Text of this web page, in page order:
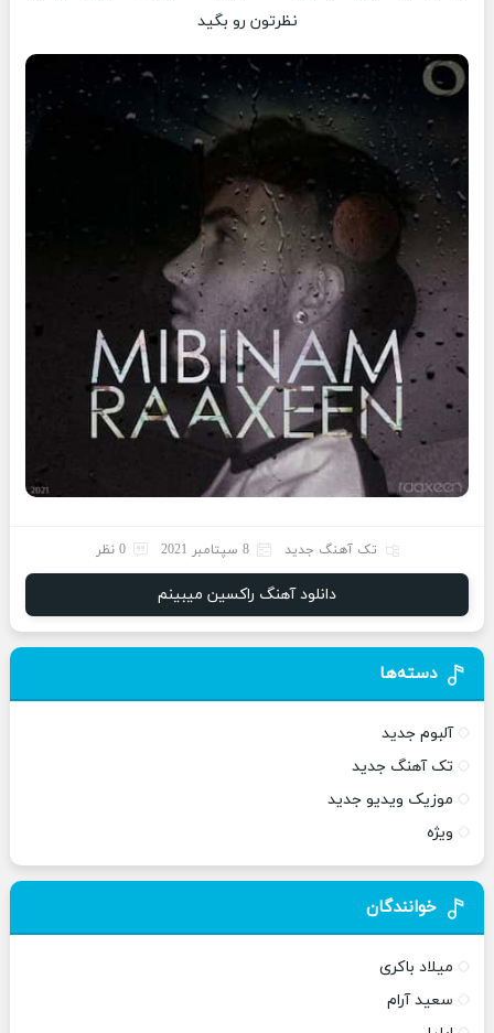
نظرتون رو بگید
تک آهنگ جدید 8 سپتامبر 2021 0 نظر
دانلود آهنگ راکسین میبینم
دسته‌ها
آلبوم جدید
تک آهنگ جدید
موزیک ویدیو جدید
ویژه
خوانندگان
میلاد باکری
سعید آرام